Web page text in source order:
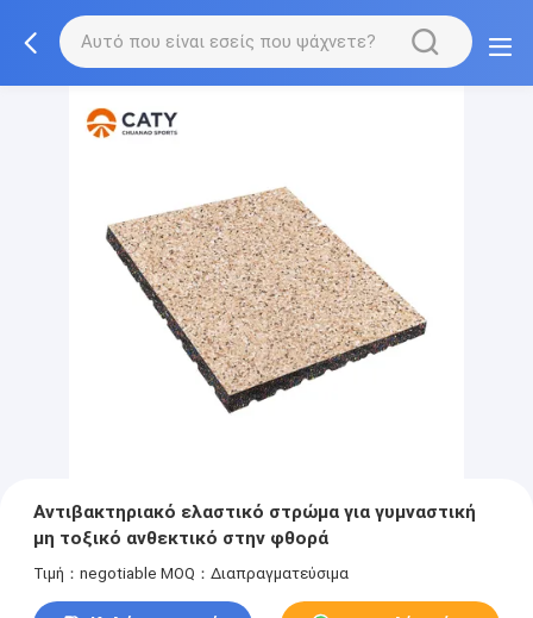
Αντιβακτηριακό ελαστικό στρώμα για γυμναστική
μη τοξικό ανθεκτικό στην φθορά
Τιμή：negotiable MOQ：Διαπραγματεύσιμα